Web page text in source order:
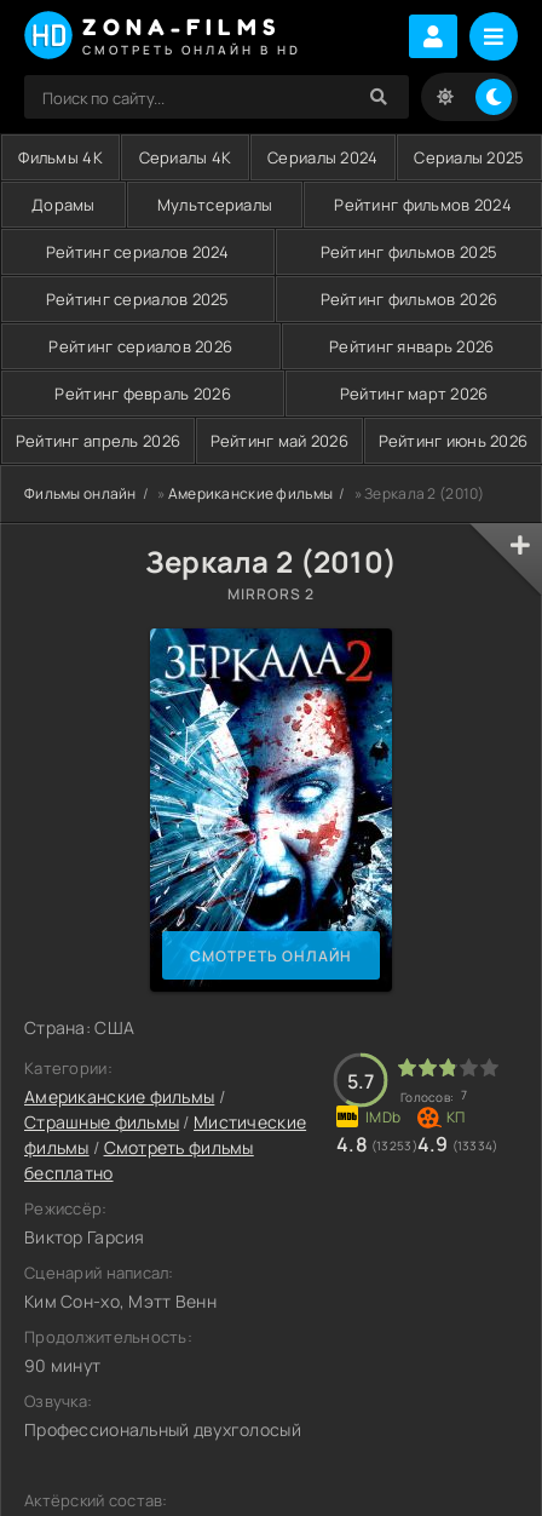
ZONA-FILMS
СМОТРЕТЬ ОНЛАЙН В HD
Фильмы 4K Сериалы 4K Сериалы 2024 Сериалы 2025
Дорамы Мультсериалы Рейтинг фильмов 2024
Рейтинг сериалов 2024 Рейтинг фильмов 2025
Рейтинг сериалов 2025 Рейтинг фильмов 2026
Рейтинг сериалов 2026 Рейтинг январь 2026
Рейтинг февраль 2026 Рейтинг март 2026
Рейтинг апрель 2026 Рейтинг май 2026 Рейтинг июнь 2026
Фильмы онлайн » Американские фильмы » Зеркала 2 (2010)
Зеркала 2 (2010)
MIRRORS 2
СМОТРЕТЬ ОНЛАЙН
Страна: США
Категории:
Американские фильмы /
Страшные фильмы / Мистические
фильмы / Смотреть фильмы
бесплатно
Режиссёр:
Виктор Гарсия
Сценарий написал:
Ким Сон-хо, Мэтт Венн
Продолжительность:
90 минут
Озвучка:
Профессиональный двухголосый
5.7
Голосов: 7
4.8 (13253)4.9 (13334)
Актёрский состав: